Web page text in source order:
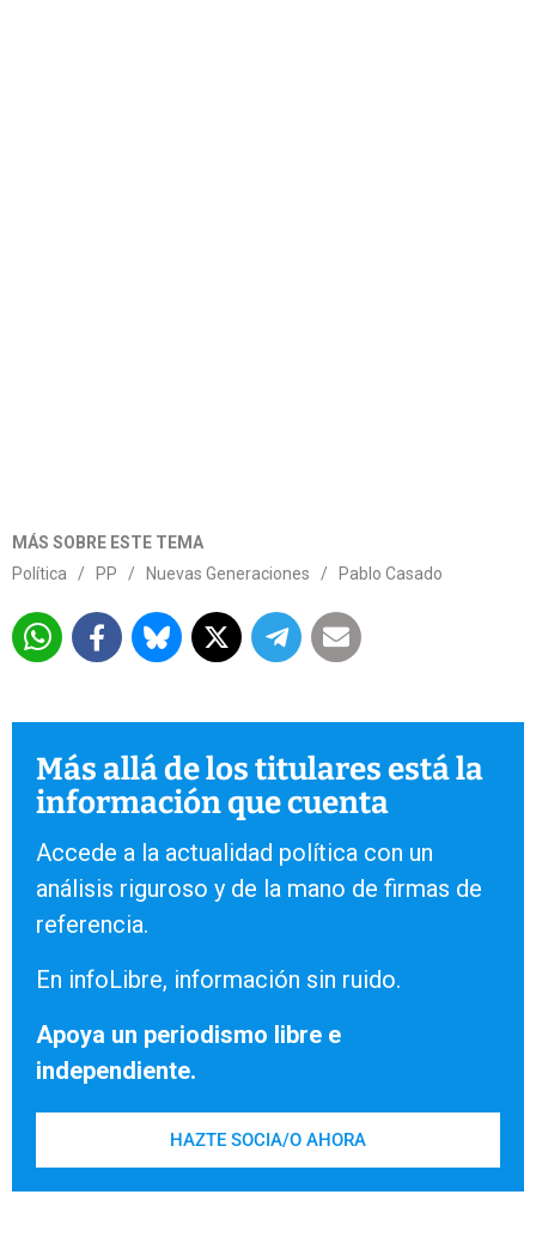
MÁS SOBRE ESTE TEMA
Política
/ PP / Nuevas Generaciones / Pablo Casado
Más allá de los titulares está la
información que cuenta
Accede a la actualidad política con un
análisis riguroso y de la mano de firmas de
referencia.
En infoLibre, información sin ruido.
Apoya un periodismo libre e
independiente.
HAZTE SOCIA/O AHORA